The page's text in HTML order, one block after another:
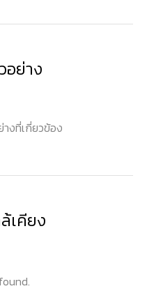
อย่าง
งที่เกี่ยวข้อง
เคียง